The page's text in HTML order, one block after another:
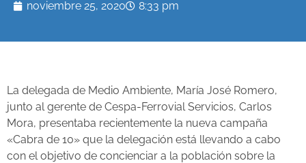
noviembre 25, 2020
8:33 pm
La delegada de Medio Ambiente, María José Romero,
junto al gerente de Cespa-Ferrovial Servicios, Carlos
Mora, presentaba recientemente la nueva campaña
«Cabra de 10» que la delegación está llevando a cabo
con el objetivo de concienciar a la población sobre la